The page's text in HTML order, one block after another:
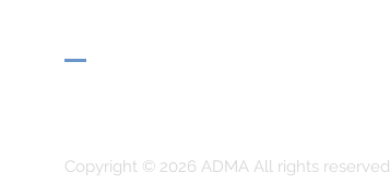
Copyright © 2026 ADMA All rights reserved